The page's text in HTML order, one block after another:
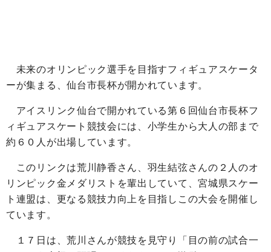
未来のオリンピック選手を目指すフィギュアスケータ
ーが集まる、仙台市長杯が開かれています。
アイスリンク仙台で開かれている第６回仙台市長杯フ
ィギュアスケート競技会には、小学生から大人の部まで
約６０人が出場しています。
このリンクは荒川静香さん、羽生結弦さんの２人のオ
リンピック金メダリストを輩出していて、宮城県スケー
ト連盟は、更なる競技力向上を目指しこの大会を開催し
ています。
１７日は、荒川さんが競技を見守り「目の前の試合一